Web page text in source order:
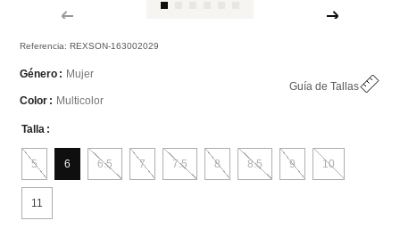
Referencia:REXSON-163002029
Género
Mujer
Guía de Tallas
Color
Multicolor
Talla
5 6 6.5 7 7.5 8 8.5 9 10
11